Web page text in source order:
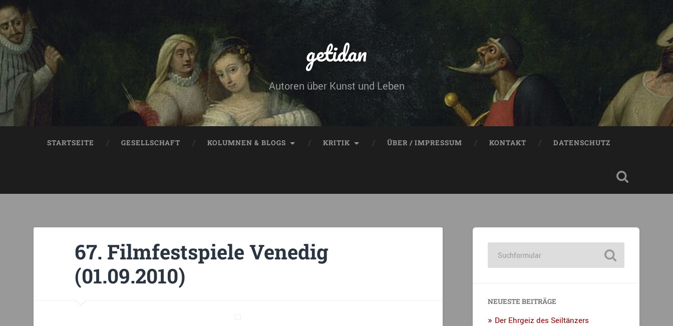
getidan
Autoren über Kunst und Leben
STARTSEITE GESELLSCHAFT KOLUMNEN & BLOGS KRITIK ÜBER / IMPRESSUM KONTAKT DATENSCHUTZ
67. Filmfestspiele Venedig
(01.09.2010)
NEUESTE BEITRÄGE
Der Ehrgeiz des Seiltänzers